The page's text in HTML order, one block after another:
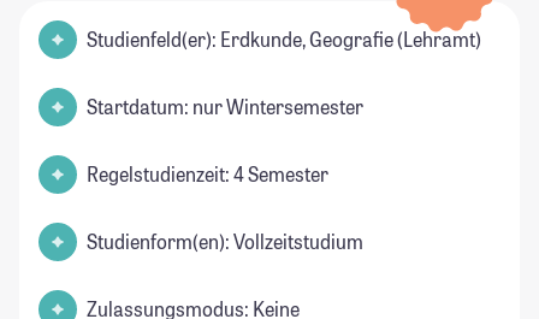
Studienfeld(er): Erdkunde, Geografie (Lehramt)
Startdatum: nur Wintersemester
Regelstudienzeit: 4 Semester
Studienform(en): Vollzeitstudium
Zulassungsmodus: Keine